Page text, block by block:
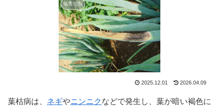
病害虫別
2025.12.01 2026.04.09
葉枯病は、 ネギやニンニクなどで発生し、葉が暗い褐色に